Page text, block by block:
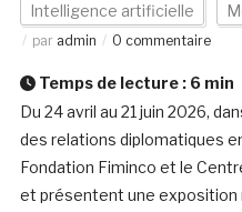
Intelligence artificielle
par admin 0 commentaire
Temps de lecture : 6 min
Du 24 avril au 21 juin 2026,
des relations diplomatiques
Fondation Fiminco et le
et présentent une exposition